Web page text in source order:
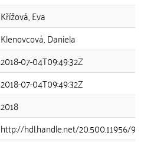
Křížová, Eva
Klenovcová, Daniela
2018-07-04T09:49:32Z
2018-07-04T09:49:32Z
2018
http://hdl.handle.net/20.500.11956/